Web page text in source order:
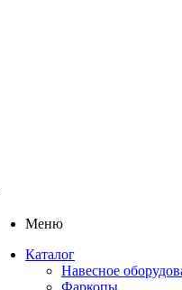
Меню
Каталог
Навесное
Фаркопы